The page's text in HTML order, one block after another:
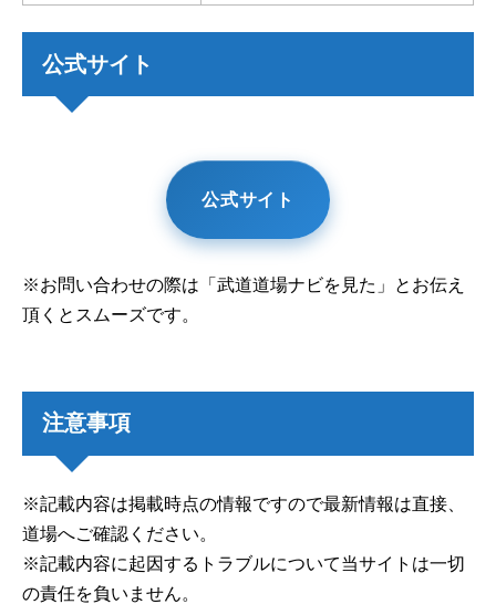
公式サイト
公式サイト
※お問い合わせの際は「武道道場ナビを見た」とお伝え
頂くとスムーズです。
注意事項
※記載内容は掲載時点の情報ですので最新情報は直接、
道場へご確認ください。
※記載内容に起因するトラブルについて当サイトは一切
の責任を負いません。